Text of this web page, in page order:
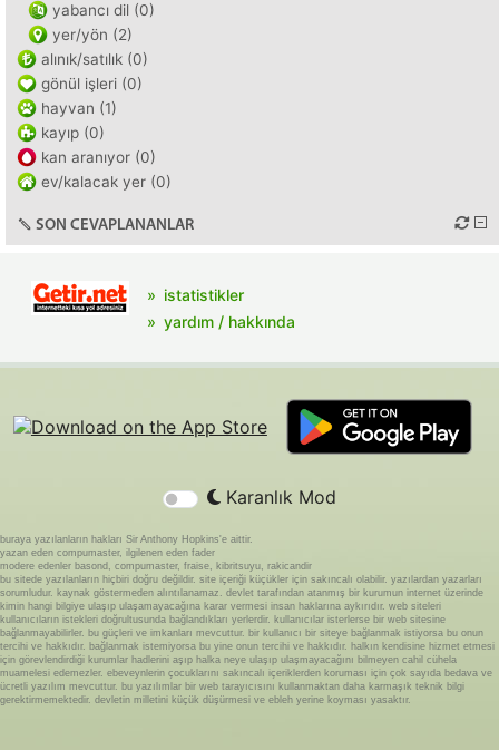
yabancı dil (0)
yer/yön (2)
alınık/satılık (0)
gönül işleri (0)
hayvan (1)
kayıp (0)
kan aranıyor (0)
ev/kalacak yer (0)
SON CEVAPLANANLAR
istatistikler
yardım / hakkında
Karanlık Mod
buraya yazılanların hakları Sir Anthony Hopkins'e aittir.
yazan eden compumaster, ilgilenen eden fader
modere edenler basond, compumaster, fraise, kibritsuyu, rakicandir
bu sitede yazılanların hiçbiri doğru değildir. site içeriği küçükler için sakıncalı olabilir. yazılardan yazarları
sorumludur. kaynak göstermeden alıntılanamaz. devlet tarafından atanmış bir kurumun internet üzerinde
kimin hangi bilgiye ulaşıp ulaşamayacağına karar vermesi insan haklarına aykırıdır. web siteleri
kullanıcıların istekleri doğrultusunda bağlandıkları yerlerdir. kullanıcılar isterlerse bir web sitesine
bağlanmayabilirler. bu güçleri ve imkanları mevcuttur. bir kullanıcı bir siteye bağlanmak istiyorsa bu onun
tercihi ve hakkıdır. bağlanmak istemiyorsa bu yine onun tercihi ve hakkıdır. halkın kendisine hizmet etmesi
için görevlendirdiği kurumlar hadlerini aşıp halka neye ulaşıp ulaşmayacağını bilmeyen cahil cühela
muamelesi edemezler. ebeveynlerin çocuklarını sakıncalı içeriklerden koruması için çok sayıda bedava ve
ücretli yazılım mevcuttur. bu yazılımlar bir web tarayıcısını kullanmaktan daha karmaşık teknik bilgi
gerektirmemektedir. devletin milletini küçük düşürmesi ve ebleh yerine koyması yasaktır.